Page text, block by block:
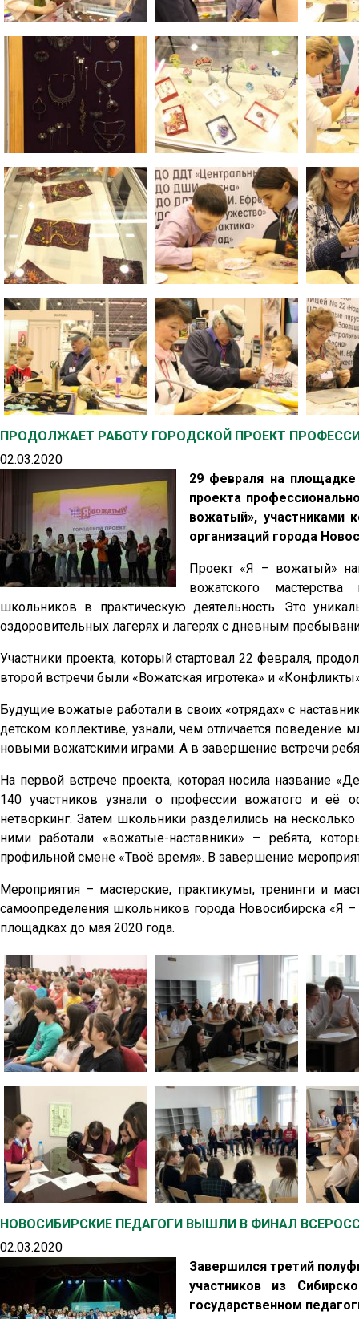
ПРОДОЛЖАЕТ РАБОТУ ГОРОДСКОЙ ПРОЕКТ
02.03.2020
29 февраля на
проекта
вожатый», участниками
организаций города
Проект «Я – вожатый»
вожатского
школьников в практическую деятельность. Это
оздоровительных лагерях и лагерях с дневным
Участники проекта, который стартовал 22 февраля,
второй встречи были «Вожатская игротека» и
Будущие вожатые работали в своих «отрядах» с
детском коллективе, узнали, чем отличается
новыми вожатскими играми. А в завершение встречи
На первой встрече проекта, которая носила название
140 участников узнали о профессии вожатого и её
нетворкинг. Затем школьники разделились на
ними работали «вожатые-наставники» – ребята,
профильной смене «Твоё время». В завершение
Мероприятия – мастерские, практикумы, тренинги и
самоопределения школьников города Новосибирска «Я
площадках до мая 2020 года.
НОВОСИБИРСКИЕ ПЕДАГОГИ ВЫШЛИ В ФИНАЛ
02.03.2020
Завершился третий
участников из
государственном